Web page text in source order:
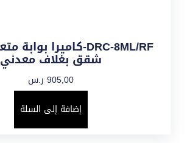
شقق بغلاف معدني
905,00 ر.س
إضافة إلى السلة